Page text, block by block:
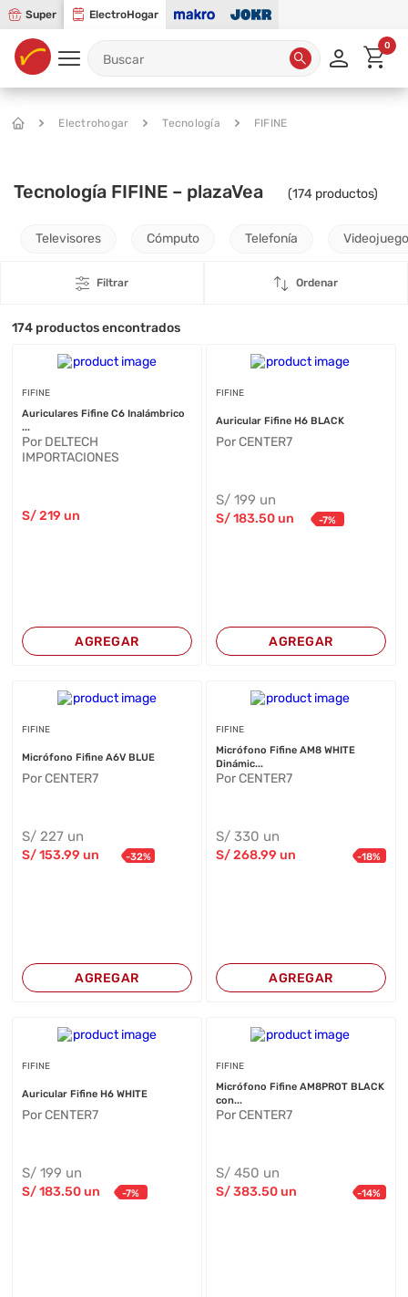
Super ElectroHogar
0
Electrohogar Tecnología FIFINE
Tecnología FIFINE – plazaVea (174 productos)
Televisores Cómputo Telefonía
Filtrar Ordenar
174 productos encontrados
FIFINE
Auriculares Fifine C6 Inalámbrico
...
Por DELTECH
IMPORTACIONES
S/219 un
AGREGAR
FIFINE
Auricular Fifine H6 BLACK
Por CENTER7
S/ 199 un
S/183.50un -7%
AGREGAR
FIFINE
Micrófono Fifine A6V BLUE
Por CENTER7
S/227 un
S/153.99 un -32%
AGREGAR
FIFINE
Micrófono Fifine AM8 WHITE
Dinámic...
Por CENTER7
S/ 330 un
S/268.99 un -18%
AGREGAR
FIFINE
Auricular Fifine H6 WHITE
Por CENTER7
S/199 un
S/183.50 un -7%
FIFINE
Micrófono Fifine AM8PROT BLACK
con...
Por CENTER7
S/ 450 un
S/383.50un -14%